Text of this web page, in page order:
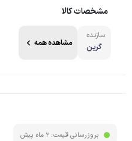
مشخصات کالا
سازنده
گرین
مشاهده همه
بروزرسانی قیمت: 2 ماه پیش